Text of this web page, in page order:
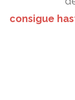
consigue